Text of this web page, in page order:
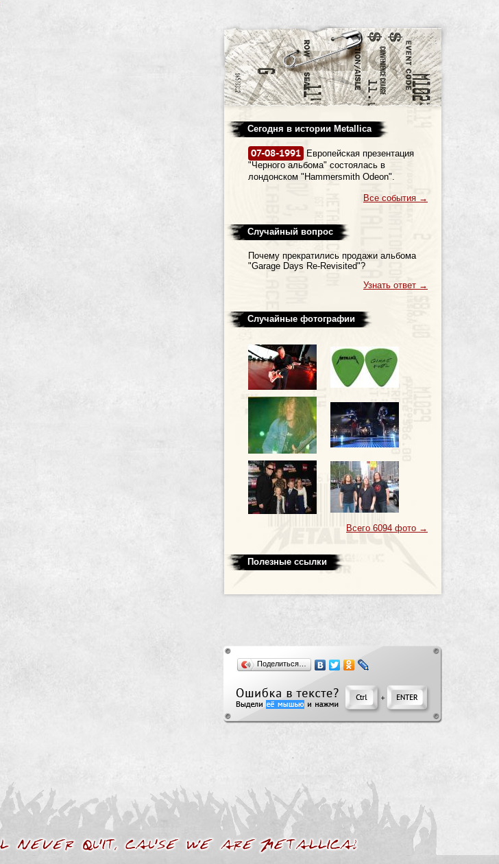
Сегодня в истории Metallica
07-08-1991
Европейская презентация
"Черного альбома" состоялась в
лондонском "Hammersmith Odeon".
Все события →
Случайный вопрос
Почему прекратились продажи альбома
"Garage Days Re-Revisited"?
Узнать ответ →
Случайные фотографии
Всего 6094 фото →
Полезные ссылки
Поделиться…